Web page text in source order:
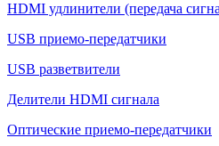
HDMI удлинители (передача
USB приемо-передатчики
USB разветвители
Делители HDMI сигнала
Оптические приемо-передатчики